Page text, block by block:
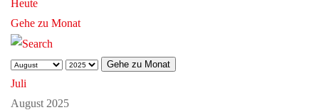
Heute
Gehe zu Monat
Gehe zu Monat
Juli
August 2025